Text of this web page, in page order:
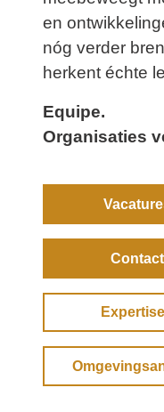
en
nóg verder
herkent échte
Equipe.
Organisaties
Contact